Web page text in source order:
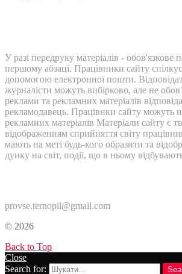
У разі передруку матеріалів - обов'язкове
першому абзаці. Працівники сайту
допомогою електронної пошти.
журналісти можуть вибірково, але не
реклами та рекламних матеріалів
рекламодавець. Працівнки сайту можуть
рекламних матеріалів Матеріали сайту є
відображенням сприйняття світу
мають на меті будь-кого образити та
дуику на світ, події, що в ньому
provse.ternopil@gmail.com
© 2026
Back to Top
Close
Search for: